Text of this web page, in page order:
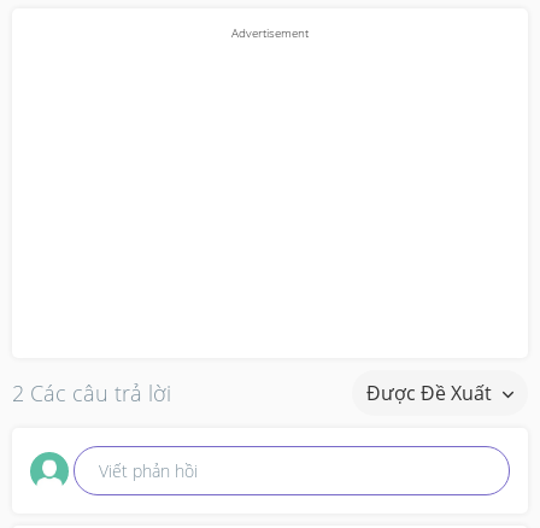
2 Các câu trả lời Được Đề Xuất
Viết phản hồi